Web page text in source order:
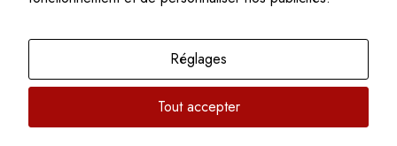
Réglages
Tout accepter
l'usage qu'il